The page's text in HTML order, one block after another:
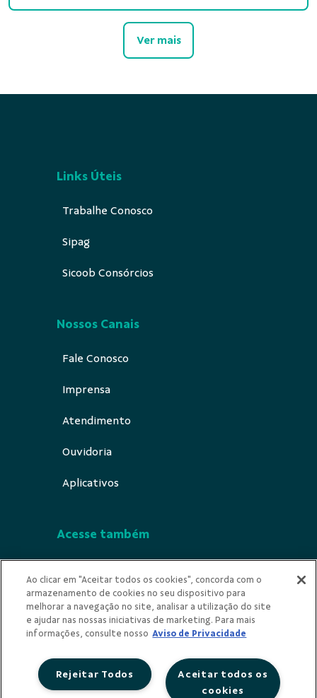
Ver mais
Links Úteis
Trabalhe Conosco
Sipag
Sicoob Consórcios
Nossos Canais
Fale Conosco
Imprensa
Atendimento
Ouvidoria
Aplicativos
Acesse também
Indícios de Ilicitude
Privacidade
Ao clicar em "Aceitar todos os cookies", concorda com o
armazenamento de cookies no seu dispositivo para
melhorar a navegação no site, analisar a utilização do site
e ajudar nas nossas iniciativas de marketing. Para mais
informações, consulte nosso Aviso de Privacidade
Aceitar todos os
cookies
Rejeitar Todos